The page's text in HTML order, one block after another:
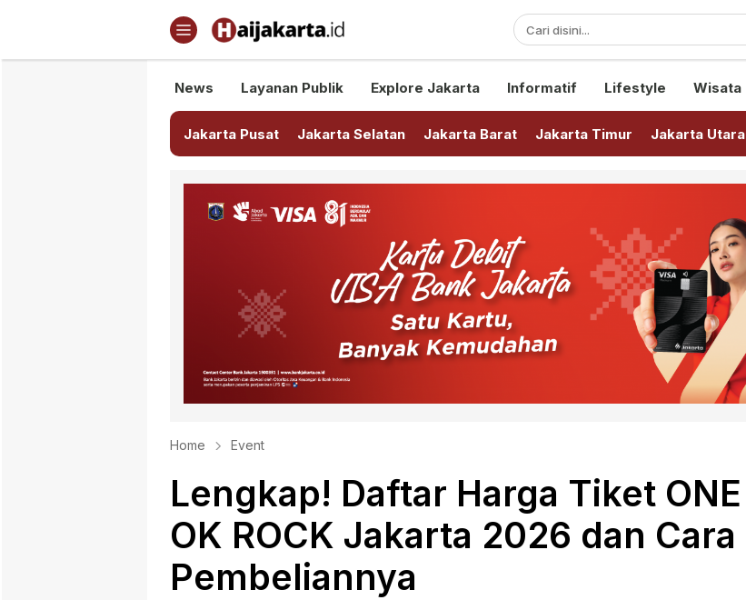
Haijakarta.id
Semua Tentang Jakarta Ada Disini!
News Layanan Publik Explore Jakarta Informatif Lifestyle Wisata
Jakarta Pusat Jakarta Selatan Jakarta Barat Jakarta Timur Jakarta Utara
Home Event
Lengkap! Daftar Harga Tiket ONE
OK ROCK Jakarta 2026 dan Cara
Pembeliannya